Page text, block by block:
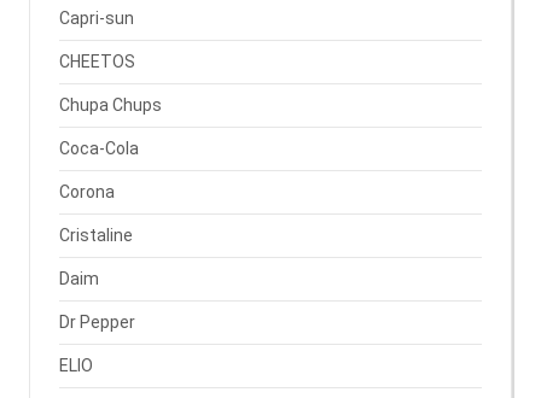
Capri-sun
CHEETOS
Chupa Chups
Coca-Cola
Corona
Cristaline
Daim
Dr Pepper
ELIO